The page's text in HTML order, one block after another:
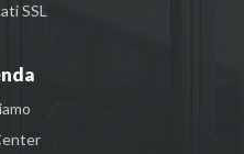
SSL